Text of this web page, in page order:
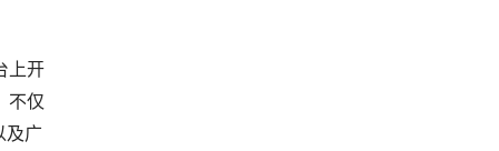
上开
不仅
及广